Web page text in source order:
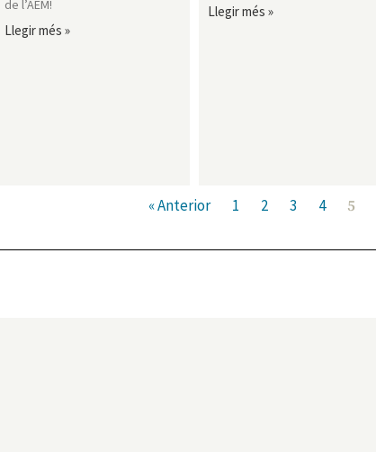
de l’AEM!
Llegir més »
Llegir més »
« Anterior 1 2 3 4 5